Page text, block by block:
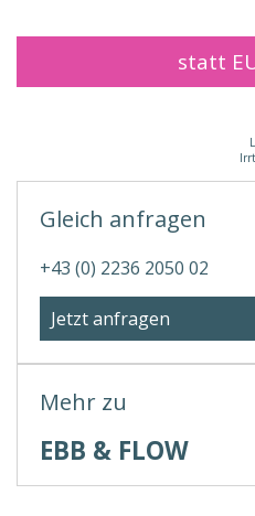
statt
Mehr zu
EBB & FLOW
Gleich anfragen
+43 (0) 2236 2050 02
Jetzt anfragen